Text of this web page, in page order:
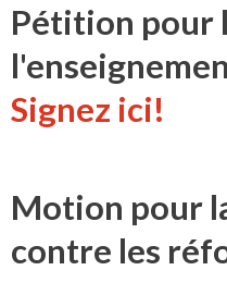
Pétition pour
Signez ici!
Motion pour
contre les